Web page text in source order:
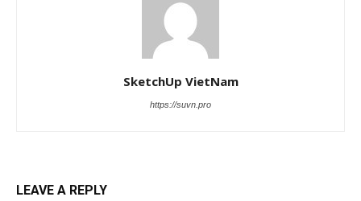
SketchUp VietNam
https://suvn.pro
LEAVE A REPLY